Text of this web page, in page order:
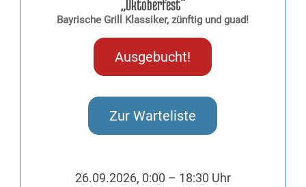
„Oktoberfest“
Bayrische Grill Klassiker, zünftig und guad!
Ausgebucht!
Zur Warteliste
26.09.2026, 0:00 – 18:30 Uhr